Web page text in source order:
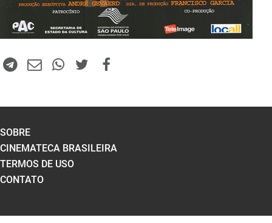
SOBRE
CINEMATECA BRASILEIRA
TERMOS DE USO
CONTATO